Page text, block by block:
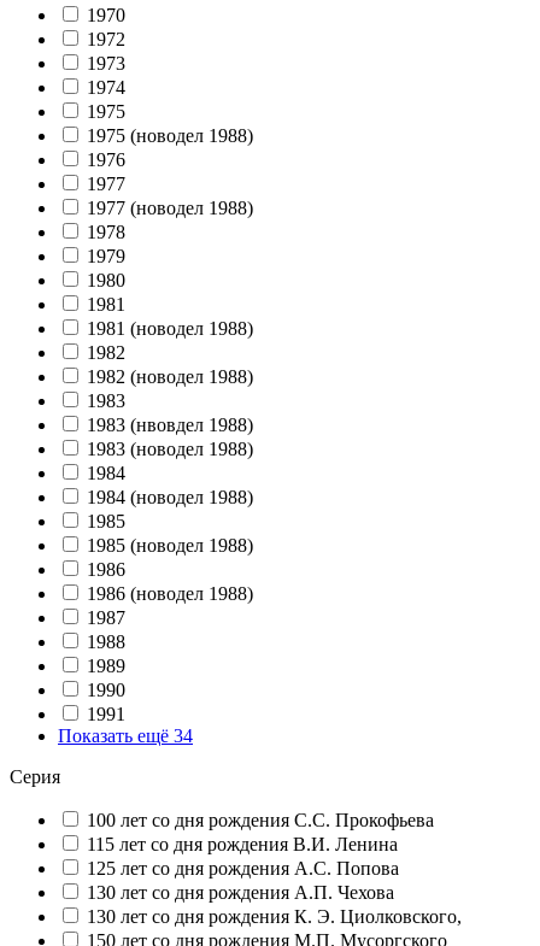
1970
1972
1973
1974
1975
1975 (новодел 1988)
1976
1977
1977 (новодел 1988)
1978
1979
1980
1981
1981 (новодел 1988)
1982
1982 (новодел 1988)
1983
1983 (нвовдел 1988)
1983 (новодел 1988)
1984
1984 (новодел 1988)
1985
1985 (новодел 1988)
1986
1986 (новодел 1988)
1987
1988
1989
1990
1991
Показать ещё 34
Серия
100 лет со дня рождения С.С. Прокофьева
115 лет со дня рождения В.И. Ленина
125 лет со дня рождения А.С. Попова
130 лет со дня рождения А.П. Чехова
130 лет со дня рождения К. Э. Циолковского,
150 лет со дня рождения М.П. Мусоргского